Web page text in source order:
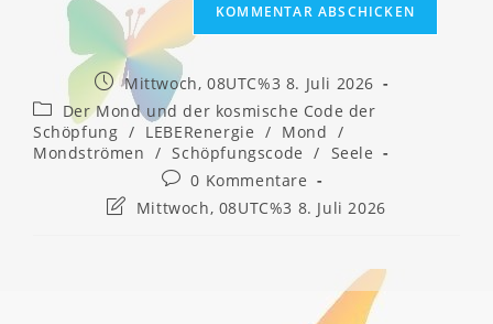
Beitrag
veröffentlicht:
Mittwoch, 08UTC%3 8. Juli 2026
Beitrags-
Kategorie:
Der Mond und der kosmische Code der
Schöpfung / LEBERenergie / Mond /
Mondströmen / Schöpfungscode / Seele
Beitrags-
Kommentare:
0 Kommentare
BeitragMittwoch, 08UTC%3 8. Juli 2026